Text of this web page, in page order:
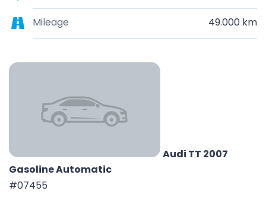
Mileage 49.000 km
Audi TT 2007
Gasoline Automatic
#07455